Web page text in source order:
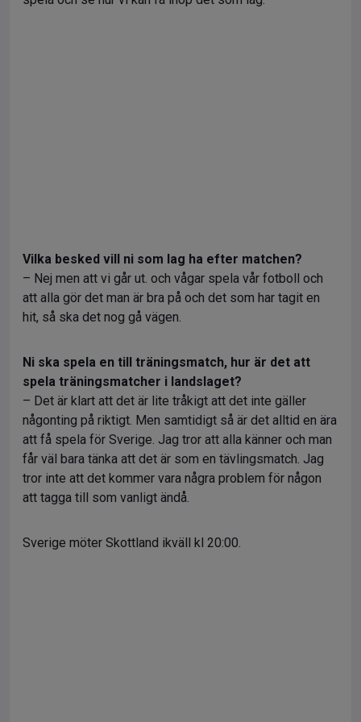
Vilka besked vill ni som lag ha efter matchen?
– Nej men att vi går ut. och vågar spela vår fotboll och
att alla gör det man är bra på och det som har tagit en
hit, så ska det nog gå vägen.
Ni ska spela en till träningsmatch, hur är det att
spela träningsmatcher i landslaget?
– Det är klart att det är lite tråkigt att det inte gäller
någonting på riktigt. Men samtidigt så är det alltid en ära
att få spela för Sverige. Jag tror att alla känner och man
får väl bara tänka att det är som en tävlingsmatch. Jag
tror inte att det kommer vara några problem för någon
att tagga till som vanligt ändå.
Sverige möter Skottland ikväll kl 20:00.